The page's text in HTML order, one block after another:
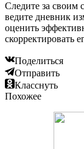
Следите за своим
ведите дневник
оценить
скорректировать
Поделиться
Отправить
Класснуть
Похожее